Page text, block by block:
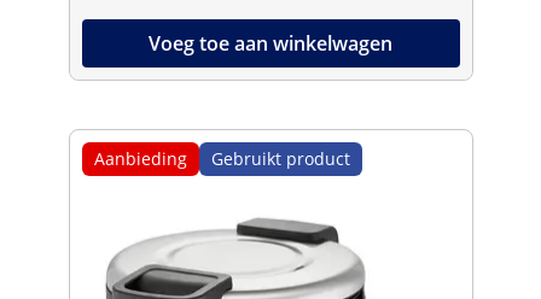
Voeg toe aan winkelwagen
Aanbieding Gebruikt product